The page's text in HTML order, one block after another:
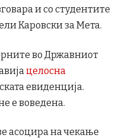
и со студентите
Каровски за Мета.
во Државниот
целосна
евиденција.
е воведена.
асоцира на чекање